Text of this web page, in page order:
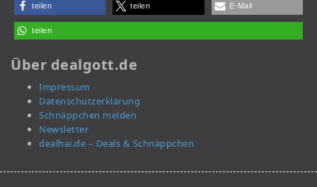
teilen teilen E-Mail
teilen
Über dealgott.de
Impressum
Datenschutzerklärung
Schnäppchen melden
Newsletter
dealhai.de – Deals & Schnäppchen